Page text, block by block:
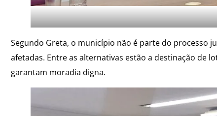
Segundo Greta, o município não é parte do processo
afetadas. Entre as alternativas estão a destinação de
garantam moradia digna.